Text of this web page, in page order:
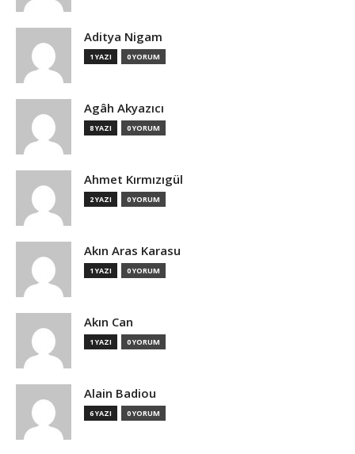
Aditya Nigam
1 YAZI 0 YORUM
Agâh Akyazıcı
8 YAZI 0 YORUM
Ahmet Kırmızıgül
2 YAZI 0 YORUM
Akın Aras Karasu
1 YAZI 0 YORUM
Akın Can
1 YAZI 0 YORUM
Alain Badiou
6 YAZI 0 YORUM